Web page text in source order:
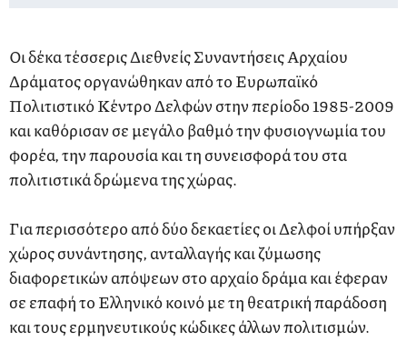
Οι δέκα τέσσερις Διεθνείς Συναντήσεις Αρχαίου
Δράματος οργανώθηκαν από το Ευρωπαϊκό
Πολιτιστικό Κέντρο Δελφών στην περίοδο 1985-2009
και καθόρισαν σε μεγάλο βαθμό την φυσιογνωμία του
φορέα, την παρουσία και τη συνεισφορά του στα
πολιτιστικά δρώμενα της χώρας.
Για περισσότερο από δύο δεκαετίες οι Δελφοί υπήρξαν
χώρος συνάντησης, ανταλλαγής και ζύμωσης
διαφορετικών απόψεων στο αρχαίο δράμα και έφεραν
σε επαφή το Ελληνικό κοινό με τη θεατρική παράδοση
και τους ερμηνευτικούς κώδικες άλλων πολιτισμών.